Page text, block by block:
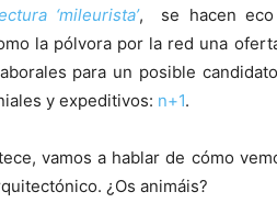
‘mileurista’, se hacen eco
la pólvora por la red una
para un posible
y expeditivos: n+1.
vamos a hablar de cómo
¿Os animáis?